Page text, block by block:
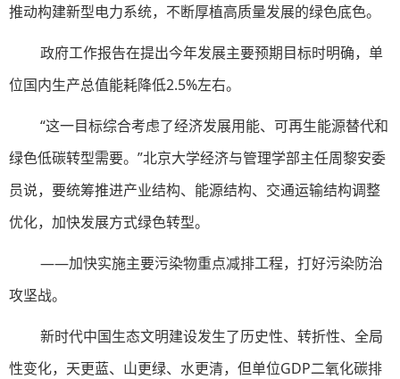
推动构建新型电力系统，不断厚植高质量发展的绿色底色。
政府工作报告在提出今年发展主要预期目标时明确，单
位国内生产总值能耗降低2.5%左右。
“这一目标综合考虑了经济发展用能、可再生能源替代和
绿色低碳转型需要。”北京大学经济与管理学部主任周黎安委
员说，要统筹推进产业结构、能源结构、交通运输结构调整
优化，加快发展方式绿色转型。
——加快实施主要污染物重点减排工程，打好污染防治
攻坚战。
新时代中国生态文明建设发生了历史性、转折性、全局
性变化，天更蓝、山更绿、水更清，但单位GDP二氧化碳排